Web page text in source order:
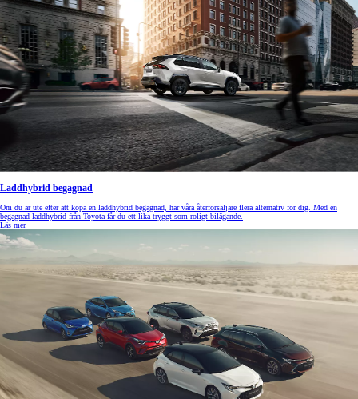
Laddhybrid begagnad
Om du är ute efter att köpa en laddhybrid begagnad, har våra återförsäljare flera alternativ för dig. Med en
begagnad laddhybrid från Toyota får du ett lika tryggt som roligt bilägande.
Läs mer